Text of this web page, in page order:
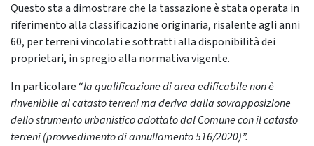
Questo sta a dimostrare che la tassazione è stata operata in
riferimento alla classificazione originaria, risalente agli anni
60, per terreni vincolati e sottratti alla disponibilità dei
proprietari, in spregio alla normativa vigente.
In particolare “la qualificazione di area edificabile non è
rinvenibile al catasto terreni ma deriva dalla sovrapposizione
dello strumento urbanistico adottato dal Comune con il catasto
terreni (provvedimento di annullamento 516/2020)”.